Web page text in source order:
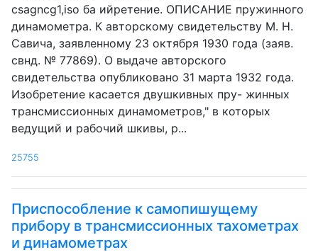
csagncg1,iso ба ийретение. ОПИСАНИЕ пружинного
динамометра. К авторскому свидетельству M. Н.
Савича, заявленному 23 октября 1930 года (заяв.
свнд. № 77869). О выдаче авторского
свидетельства опубликовано 31 марта 1932 года.
Изобретение касается двушкивных пру- жинных
трансмиссионных динамометров," в которых
ведущий и рабочий шкивы, р...
25755
Приспособление к самопишущему
прибору в трансмиссионных тахометрах
и динамометрах